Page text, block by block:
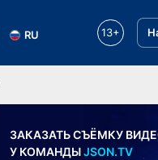
RU 13+
ЗАКАЗАТЬ СЪЁМКУ
У КОМАНДЫJSON.TV